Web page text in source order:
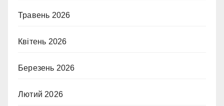
Травень 2026
Квітень 2026
Березень 2026
Лютий 2026